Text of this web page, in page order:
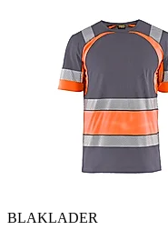
BLAKLADER